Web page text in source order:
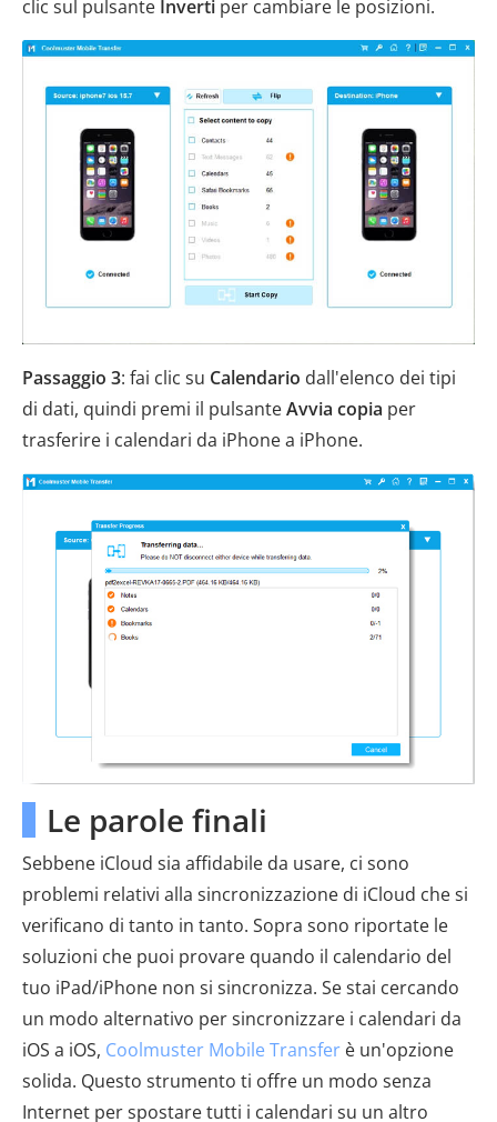
clic sul pulsante Inverti per cambiare le posizioni.
Passaggio 3: fai clic su Calendario dall'elenco dei tipi
di dati, quindi premi il pulsanteAvvia copia per
trasferire i calendari da iPhone a iPhone.
Le parole finali
Sebbene iCloud sia affidabile da usare, ci sono
problemi relativi alla sincronizzazione di iCloud che si
verificano di tanto in tanto. Sopra sono riportate le
soluzioni che puoi provare quando il calendario del
tuo iPad/iPhone non si sincronizza. Se stai cercando
un modo alternativo per sincronizzare i calendari da
iOS a iOS, Coolmuster Mobile Transfer è un'opzione
solida. Questo strumento ti offre un modo senza
Internet per spostare tutti i calendari su un altro